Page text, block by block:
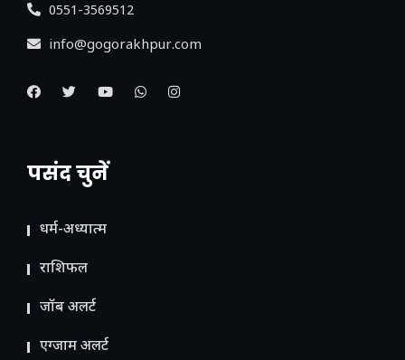
0551-3569512
info@gogorakhpur.com
पसंद चुनें
धर्म-अध्यात्म
राशिफल
जॉब अलर्ट
एग्जाम अलर्ट